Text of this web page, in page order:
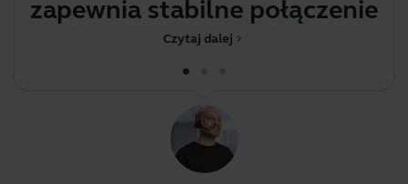
zapewnia stabilne połączenie
pomięd
Czytaj dalej